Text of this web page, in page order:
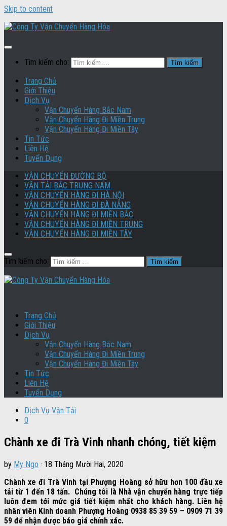
Skip to content
Tìm kiếm cho:
Trang Chủ
Giới Thiệu
Dịch Vụ
Vận Chuyển Hàng Bắc Nam
Vận Chuyển Hàng Đi Miền Trung
Vận Chuyển Hàng Đi Miền Tây
Tin Tức
Liên Hệ
Tuyển Dụng
VẬN CHUYỂN ĐƯỜNG BỘ
VẬN TẢI BẮC TRUNG NAM
VẬN CHUYỂN HÀNG ĐI HÀ NỘI
VẬN CHUYỂN HÀNG ĐI ĐÀ NẴNG
VẬN CHUYỂN HÀNG ĐI MIỀN BẮC
VẬN CHUYỂN HÀNG ĐI MIỀN TRUNG
VẬN CHUYỂN HÀNG ĐI MIỀN TÂY
Tìm kiếm cho:
Trang Chủ
Giới Thiệu
Dịch Vụ
Vận Chuyển Hàng Bắc Nam
Vận Chuyển Hàng Đi Miền Trung
Vận Chuyển Hàng Đi Miền Tây
Tin Tức
Liên Hệ
Tuyển Dụng
Dịch Vụ Vận Tải
0
Chành xe đi Trà Vinh nhanh chóng, tiết kiệm
by My Ngo · 18 Tháng Mười Hai, 2020
Chành xe đi Trà Vinh tại Phượng Hoàng sở hữu hơn 100 đầu xe
tải từ 1 đến 18 tấn. Chúng tôi là Nhà vận chuyển hàng trực tiếp
luôn đem tới mức giá tiết kiệm nhất cho khách hàng. Liên hệ
nhân viên Kinh doanh Phượng Hoàng 0938 85 39 59 – 0909 71 39
59 để nhận được báo giá chính xác.